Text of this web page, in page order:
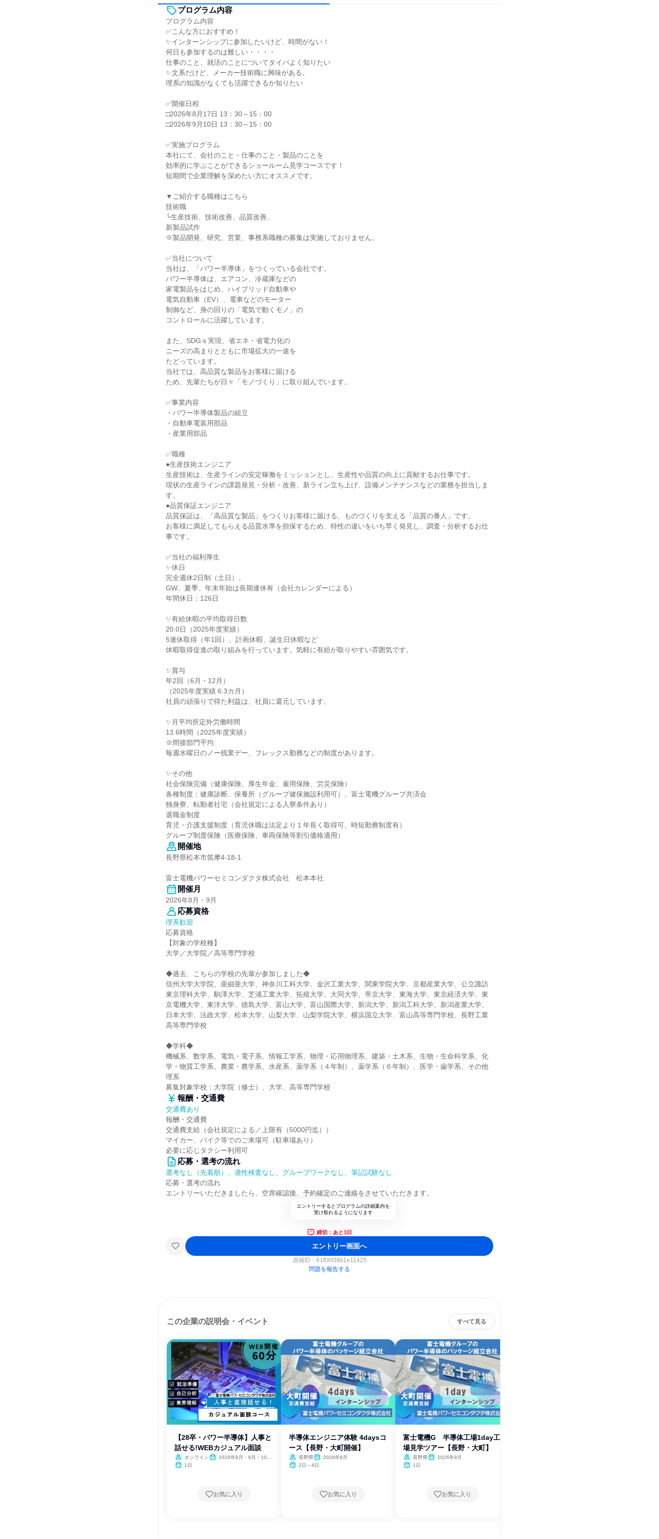
プログラム内容
プログラム内容
✅こんな方におすすめ！
✨インターンシップに参加したいけど、時間がない！
何日も参加するのは難しい・・・・
仕事のこと、就活のことについてタイパよく知りたい
✨文系だけど、メーカー技術職に興味がある。
理系の知識がなくても活躍できるか知りたい
✅開催日程
□2026年8月17日 13：30～15：00
□2026年9月10日 13：30～15：00
✅実施プログラム
本社にて、会社のこと・仕事のこと・製品のことを
効率的に学ぶことができるショールーム見学コースです！
短期間で企業理解を深めたい方にオススメです。
▼ご紹介する職種はこちら
技術職
└生産技術、技術改善、品質改善、
新製品試作
※製品開発、研究、営業、事務系職種の募集は実施しておりません。
✅当社について
当社は、「パワー半導体」をつくっている会社です。
パワー半導体は、エアコン、冷蔵庫などの
家電製品をはじめ、ハイブリッド自動車や
電気自動車（EV）、電車などのモーター
制御など、身の回りの「電気で動くモノ」の
コントロールに活躍しています。
また、SDGｓ実現、省エネ・省電力化の
ニーズの高まりとともに市場拡大の一途を
たどっています。
当社では、高品質な製品をお客様に届ける
ため、先輩たちが日々「モノづくり」に取り組んでいます。
✅事業内容
・パワー半導体製品の組立
・自動車電装用部品
・産業用部品
✅職種
●生産技術エンジニア
生産技術は、生産ラインの安定稼働をミッションとし、生産性や品質の向上に貢献するお仕事です。
現状の生産ラインの課題発見・分析・改善、新ライン立ち上げ、設備メンテナンスなどの業務を担当しま
す。
●品質保証エンジニア
品質保証は、「高品質な製品」をつくりお客様に届ける、ものづくりを支える「品質の番人」です。
お客様に満足してもらえる品質水準を担保するため、特性の違いをいち早く発見し、調査・分析するお仕
事です。
✅当社の福利厚生
✨休日
完全週休2日制（土日）。
GW、夏季、年末年始は長期連休有（会社カレンダーによる）
年間休日：126日
✨有給休暇の平均取得日数
20.0日（2025年度実績）
5連休取得（年1回）、計画休暇、誕生日休暇など
休暇取得促進の取り組みを行っています。気軽に有給が取りやすい雰囲気です。
✨賞与
年2回（6月・12月）
（2025年度実績 6.3カ月）
社員の頑張りで得た利益は、社員に還元しています。
✨月平均所定外労働時間
13.6時間（2025年度実績）
※間接部門平均
毎週水曜日のノー残業デー、フレックス勤務などの制度があります。
✨その他
社会保険完備（健康保険、厚生年金、雇用保険、労災保険）
各種制度：健康診断、保養所（グループ健保施設利用可）、富士電機グループ共済会
独身寮、転勤者社宅（会社規定による入寮条件あり）
退職金制度
育児・介護支援制度（育児休職は法定より１年長く取得可、時短勤務制度有）
グループ制度保険（医療保険、車両保険等割引価格適用）
開催地
長野県松本市筑摩4-18-1
富士電機パワーセミコンダクタ株式会社 松本本社
開催月
2026年8月・9月
応募資格
理系歓迎
応募資格
【対象の学校種】
大学／大学院／高等専門学校
◆過去、こちらの学校の先輩が参加しました◆
信州大学大学院、亜細亜大学、神奈川工科大学、金沢工業大学、関東学院大学、京都産業大学、公立諏訪
東京理科大学、駒澤大学、芝浦工業大学、拓殖大学、大同大学、帝京大学、東海大学、東京経済大学、東
京電機大学、東洋大学、徳島大学、富山大学、富山国際大学、新潟大学、新潟工科大学、新潟産業大学、
日本大学、法政大学、松本大学、山梨大学、山梨学院大学、横浜国立大学、富山高等専門学校、長野工業
高等専門学校
◆学科◆
機械系、数学系、電気・電子系、情報工学系、物理・応用物理系、建築・土木系、生物・生命科学系、化
学・物質工学系、農業・農学系、水産系、薬学系（４年制）、薬学系（６年制）、医学・歯学系、その他
理系
募集対象学校：大学院（修士）、大学、高等専門学校
報酬・交通費
交通費あり
報酬・交通費
交通費支給（会社規定による／上限有（5000円迄））
マイカー、バイク等でのご来場可（駐車場あり）
必要に応じタクシー利用可
応募・選考の流れ
選考なし（先着順）、適性検査なし、グループワークなし、筆記試験なし
応募・選考の流れ
エントリーいただきましたら、空席確認後、予約確定のご連絡をさせていただきます。
エントリーするとプログラムの詳細案内を
受け取れるようになります
締切：あと3日
エントリー画面へ
原稿ID： 61f06f38b1e11425
問題を報告する
この企業の説明会・イベント すべて見る
【28卒・パワー半導体】人事と
話せる!WEBカジュアル面談
オンライン
2026年8月・9月・10
1日
お気に入り
半導体エンジニア体験 4daysコ
ース【長野・大町開催】
長野県
2026年9月
2日～4日
お気に入り
富士電機G 半導体工場1day工
場見学ツアー【長野・大町】
長野県
2026年9月
1日
お気に入り